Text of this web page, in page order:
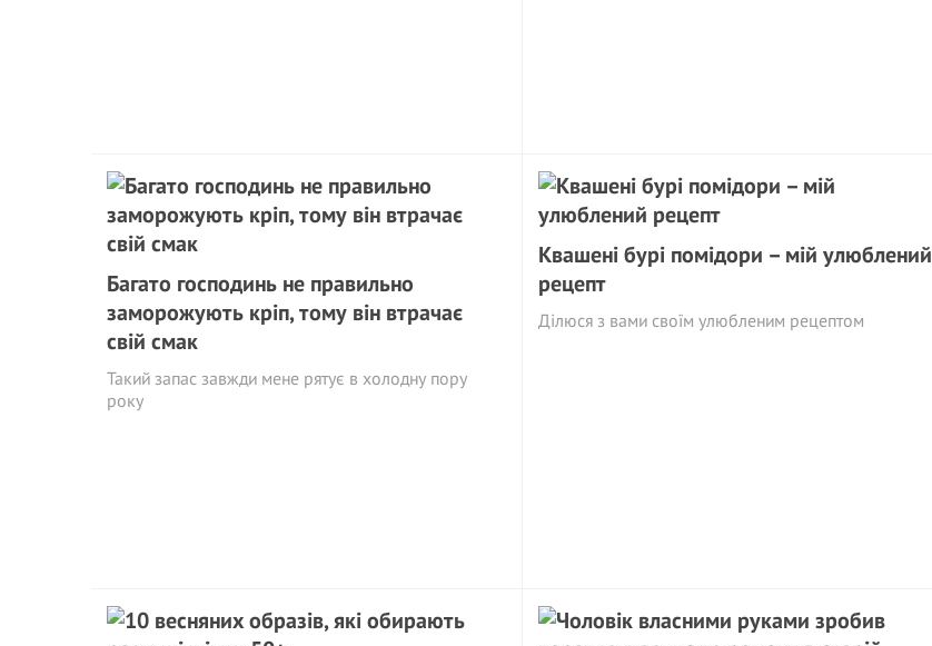
Багато господинь не правильно
заморожують кріп, тому він втрачає
свій смак
Такий запас завжди мене рятує в холодну пору
року
Квашені бурі помідори – мій улюблений
рецепт
Ділюся з вами своїм улюбленим рецептом